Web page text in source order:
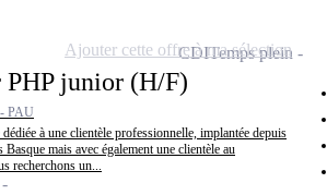
PHP junior (H/F)
PAU
à une clientèle professionnelle, implantée depuis
Basque mais avec également une clientèle au
recherchons un...
CDITemps plein
Ajouter cette offre à ma sélection